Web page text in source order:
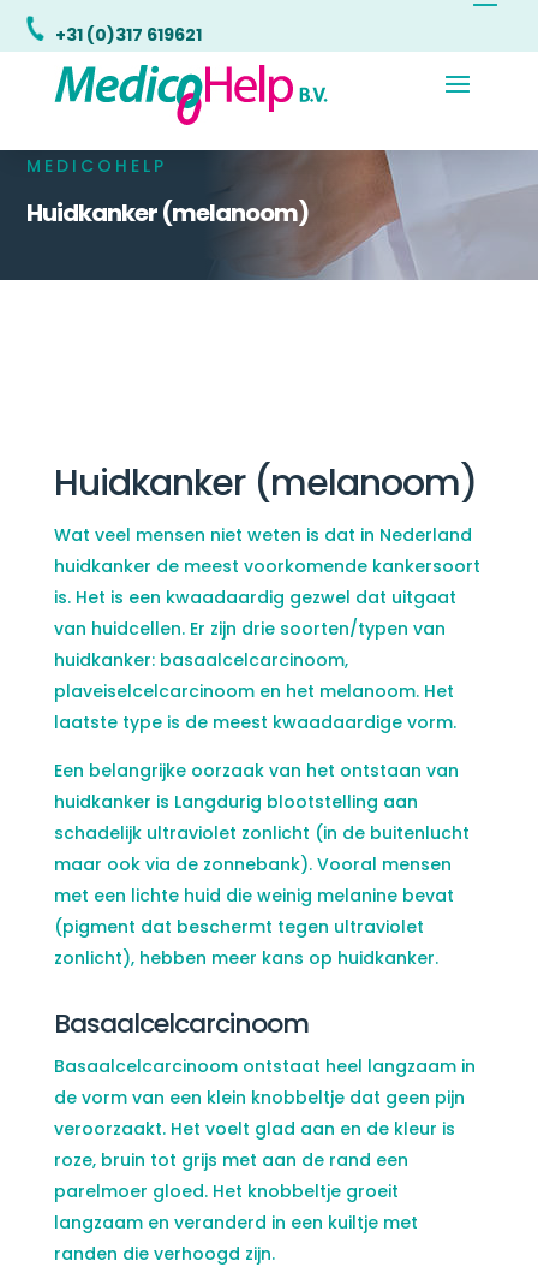
+31 (0)317 619621
MEDICOHELP
Huidkanker (melanoom)
Huidkanker (melanoom)
Wat veel mensen niet weten is dat in Nederland
huidkanker de meest voorkomende kankersoort
is. Het is een kwaadaardig gezwel dat uitgaat
van huidcellen. Er zijn drie soorten/typen van
huidkanker: basaalcelcarcinoom,
plaveiselcelcarcinoom en het melanoom. Het
laatste type is de meest kwaadaardige vorm.
Een belangrijke oorzaak van het ontstaan van
huidkanker is Langdurig blootstelling aan
schadelijk ultraviolet zonlicht (in de buitenlucht
maar ook via de zonnebank). Vooral mensen
met een lichte huid die weinig melanine bevat
(pigment dat beschermt tegen ultraviolet
zonlicht), hebben meer kans op huidkanker.
Basaalcelcarcinoom
Basaalcelcarcinoom ontstaat heel langzaam in
de vorm van een klein knobbeltje dat geen pijn
veroorzaakt. Het voelt glad aan en de kleur is
roze, bruin tot grijs met aan de rand een
parelmoer gloed. Het knobbeltje groeit
langzaam en veranderd in een kuiltje met
randen die verhoogd zijn.